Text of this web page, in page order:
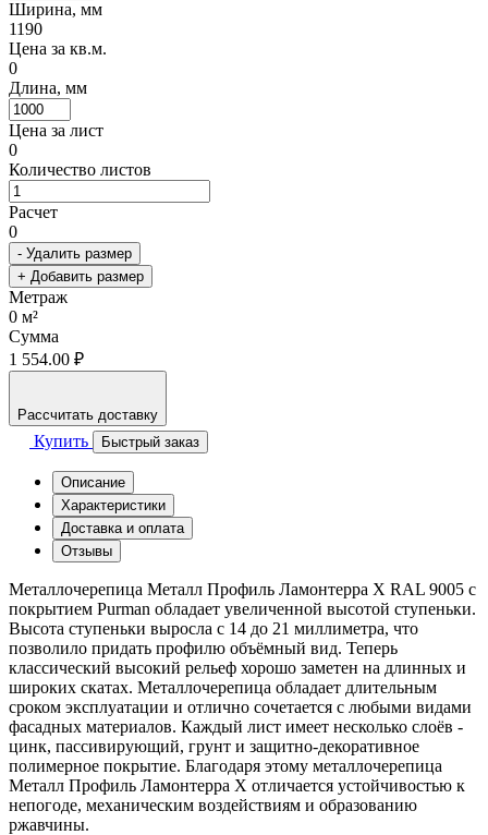
Ширина, мм
1190
Цена за кв.м.
0
Длина, мм
Цена за лист
0
Количество листов
Расчет
0
- Удалить размер
+ Добавить размер
Метраж
0 м²
Сумма
1 554.00 ₽
Рассчитать доставку
Купить Быстрый заказ
Описание
Характеристики
Доставка и оплата
Отзывы
Металлочерепица Металл Профиль Ламонтерра X RAL 9005 с
покрытием Purman обладает увеличенной высотой ступеньки.
Высота ступеньки выросла с 14 до 21 миллиметра, что
позволило придать профилю объёмный вид. Теперь
классический высокий рельеф хорошо заметен на длинных и
широких скатах. Металлочерепица обладает длительным
сроком эксплуатации и отлично сочетается с любыми видами
фасадных материалов. Каждый лист имеет несколько слоёв -
цинк, пассивирующий, грунт и защитно-декоративное
полимерное покрытие. Благодаря этому металлочерепица
Металл Профиль Ламонтерра Х отличается устойчивостью к
непогоде, механическим воздействиям и образованию
ржавчины.